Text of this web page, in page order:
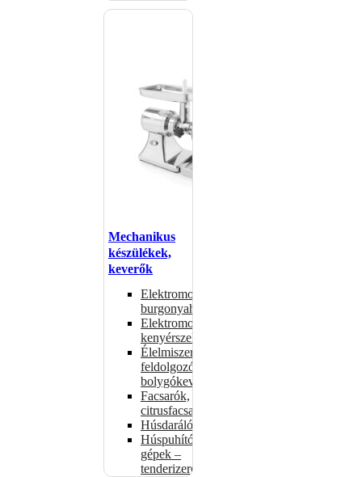
Mechanikus
készülékek,
keverők
Elektromos
burgonyahámozók
Elektromos
kenyérszeletelők
Élelmiszer-
feldolgozók –
bolygókeverők
Facsarók,
citrusfacsarók
Húsdarálók
Húspuhító
gépek –
tenderizerek